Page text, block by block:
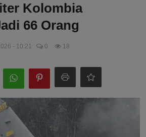
Kolombia
66 Orang
- 10:21 0 18